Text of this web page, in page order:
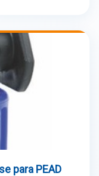
para PEAD